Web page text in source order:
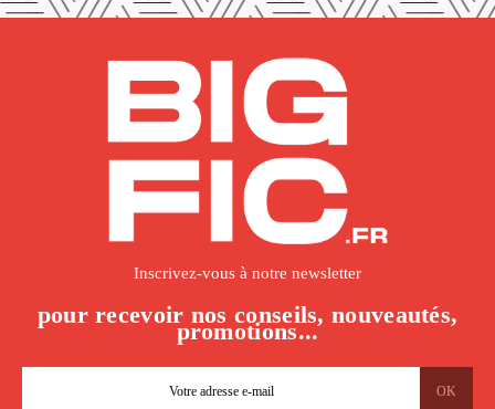
Inscrivez-vous à notre newsletter
pour recevoir nos conseils, nouveautés,
promotions...